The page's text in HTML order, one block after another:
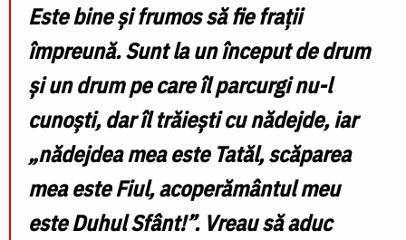
Este bine și frumos să fie frații
împreună. Sunt la un început de drum
și un drum pe care îl parcurgi nu-l
cunoști, dar îl trăiești cu nădejde, iar
„nădejdea mea este Tatăl, scăparea
mea este Fiul, acoperământul meu
este Duhul Sfânt!”. Vreau să aduc